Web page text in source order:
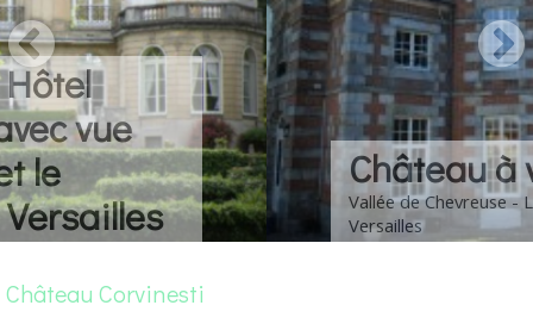
Château à vendre
Vallée de Chevreuse - Louis XIII - 30 km de
Versailles
Château Corvinesti